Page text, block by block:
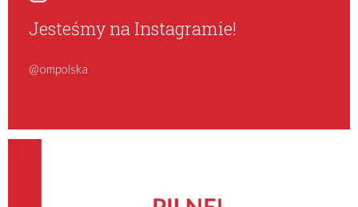
Jesteśmy na Instagramie!
@ompolska